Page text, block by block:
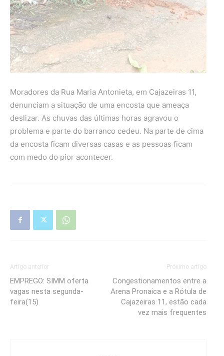
Moradores da Rua Maria Antonieta, em Cajazeiras 11,
denunciam a situação de uma encosta que ameaça
deslizar. As chuvas das últimas horas agravou o
problema e parte do barranco cedeu. Na parte de cima
da encosta ficam diversas casas e as pessoas ficam
com medo do pior acontecer.
Artigo anterior
EMPREGO: SIMM oferta
vagas nesta segunda-
feira(15)
Próximo artigo
Congestionamentos entre a
Arena Pronaica e a Rótula de
Cajazeiras 11, estão cada
vez mais frequentes